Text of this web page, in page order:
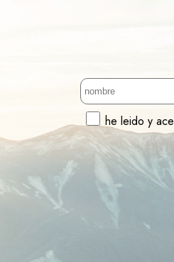
he leido y